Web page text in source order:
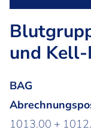
und Kell-
BAG
1013.00 +